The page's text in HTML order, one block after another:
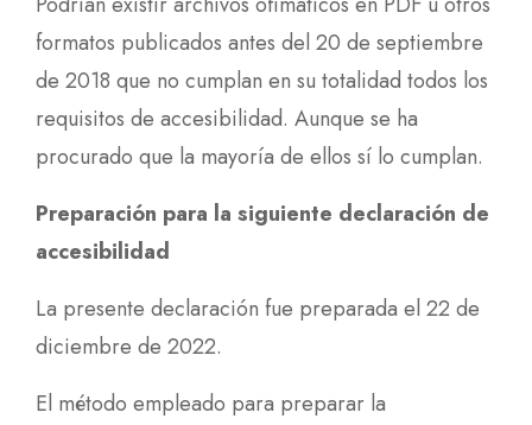
formatos publicados antes del 20 de septiembre
de 2018 que no cumplan en su totalidad todos los
requisitos de accesibilidad. Aunque se ha
procurado que la mayoría de ellos sí lo cumplan.
Preparación para la siguiente declaración de
accesibilidad
La presente declaración fue preparada el 22 de
diciembre de 2022.
El método empleado para preparar la